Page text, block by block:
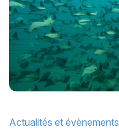
Actualités et évènements